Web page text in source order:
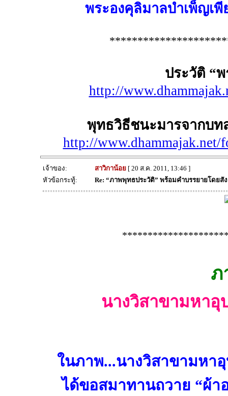
พระองคุลิมาลบำเพ็ญเ
ประวัติ “
http://
พุทธวิธีชนะมารจากบท
http://
เจ้าของ: สาวิกาน้อย[ 20 ส.ค. 2011, 13:46 ]
หัวข้อกระทู้:
Re: “ภาพพุทธประวัติ” พร้อมคำบรรยายโดยสั
ภ
นางวิสาขามหาอุ
ในภาพ...นางวิสาขามหา
ได้ขอสมาทานถวาย “ผ้า